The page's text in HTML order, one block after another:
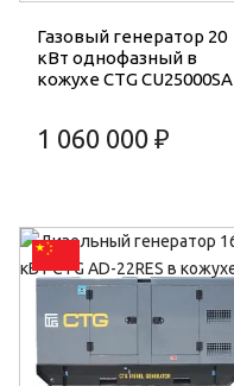
Газовый генератор 20
кВт однофазный в
кожухе CTG CU25000SA
1 060 000 ₽